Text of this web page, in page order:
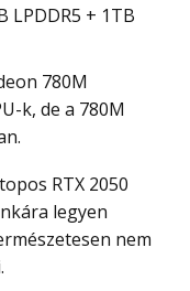
LPDDR5 + 1TB
k, de a 780M
legyen
nem